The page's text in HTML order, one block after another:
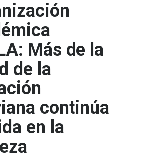
Más de la
de la
continúa
en la